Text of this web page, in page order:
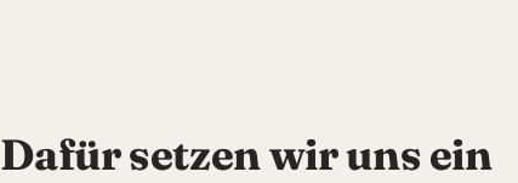
Dafür setzen wir uns ein